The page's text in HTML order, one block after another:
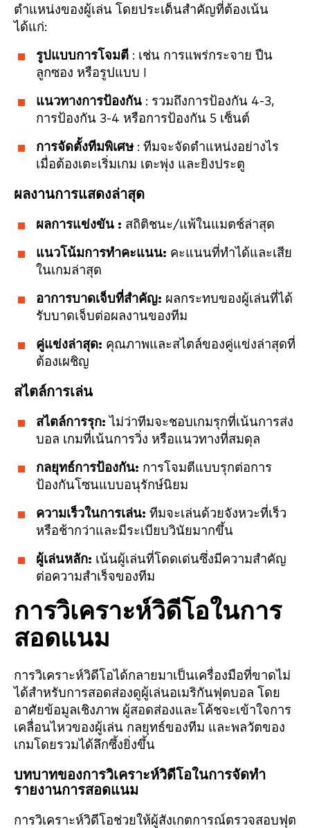
ตำแหน่งของผู้เล่น โดยประเด็นสำคัญที่ต้องเน้น
ได้แก่:
รูปแบบการโจมตี : เช่น การแพร่กระจาย ปืน
ลูกซอง หรือรูปแบบ I
แนวทางการป้องกัน : รวมถึงการป้องกัน 4-3,
การป้องกัน 3-4 หรือการป้องกัน 5 เซ็นต์
การจัดตั้งทีมพิเศษ : ทีมจะจัดตำแหน่งอย่างไร
เมื่อต้องเตะเริ่มเกม เตะพุ่ง และยิงประตู
ผลงานการแสดงล่าสุด
ผลการแข่งขัน : สถิติชนะ/แพ้ในแมตช์ล่าสุด
แนวโน้มการทำคะแนน: คะแนนที่ทำได้และเสีย
ในเกมล่าสุด
อาการบาดเจ็บที่สำคัญ: ผลกระทบของผู้เล่นที่ได้
รับบาดเจ็บต่อผลงานของทีม
คู่แข่งล่าสุด: คุณภาพและสไตล์ของคู่แข่งล่าสุดที่
ต้องเผชิญ
สไตล์การเล่น
สไตล์การรุก: ไม่ว่าทีมจะชอบเกมรุกที่เน้นการส่ง
บอล เกมที่เน้นการวิ่ง หรือแนวทางที่สมดุล
กลยุทธ์การป้องกัน: การโจมตีแบบรุกต่อการ
ป้องกันโซนแบบอนุรักษ์นิยม
ความเร็วในการเล่น: ทีมจะเล่นด้วยจังหวะที่เร็ว
หรือช้ากว่าและมีระเบียบวินัยมากขึ้น
ผู้เล่นหลัก: เน้นผู้เล่นที่โดดเด่นซึ่งมีความสำคัญ
ต่อความสำเร็จของทีม
การวิเคราะห์วิดีโอในการ
สอดแนม
การวิเคราะห์วิดีโอได้กลายมาเป็นเครื่องมือที่ขาดไม่
ได้สำหรับการสอดส่องดูผู้เล่นอเมริกันฟุตบอล โดย
อาศัยข้อมูลเชิงภาพ ผู้สอดส่องและโค้ชจะเข้าใจการ
เคลื่อนไหวของผู้เล่น กลยุทธ์ของทีม และพลวัตของ
เกมโดยรวมได้ลึกซึ้งยิ่งขึ้น
บทบาทของการวิเคราะห์วิดีโอในการจัดทำ
รายงานการสอดแนม
การวิเคราะห์วิดีโอช่วยให้ผู้สังเกตการณ์ตรวจสอบฟุต